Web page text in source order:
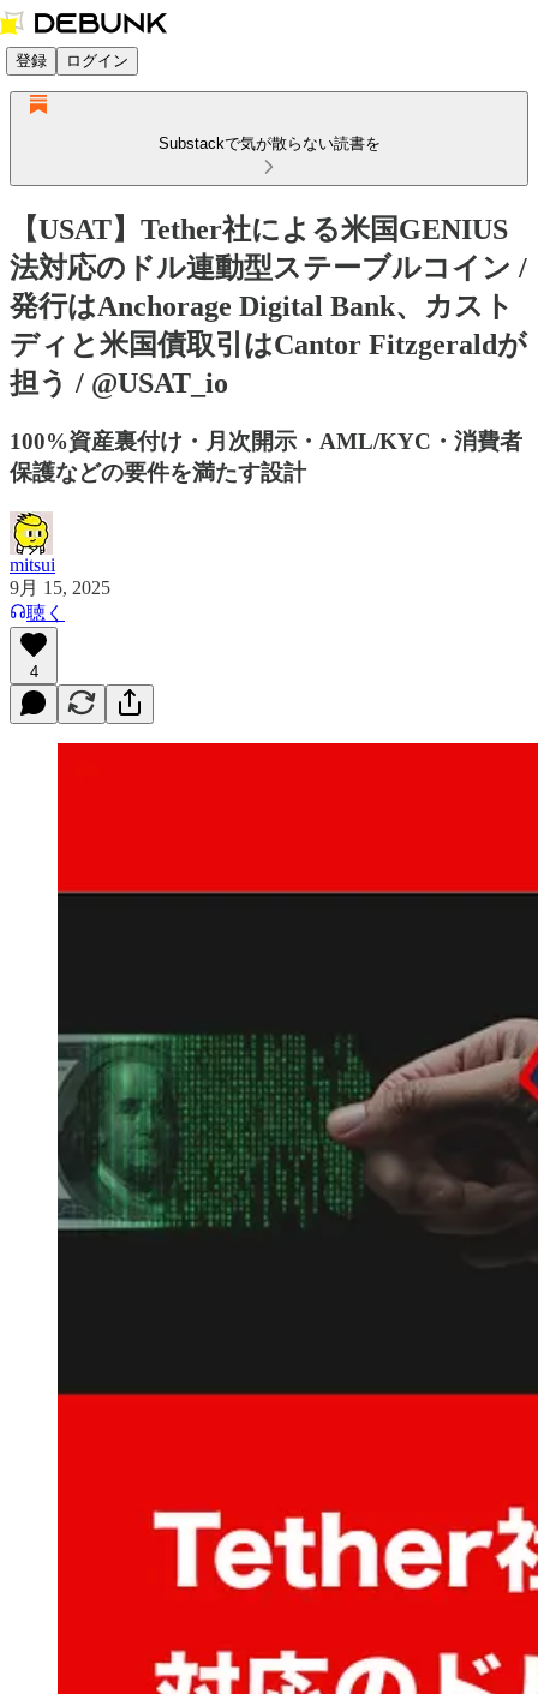
登録 ログイン
Substackで気が散らない読書を
【USAT】Tether社による米国GENIUS
法対応のドル連動型ステーブルコイン /
発行はAnchorage Digital Bank、カスト
ディと米国債取引はCantor Fitzgeraldが
担う / @USAT_io
100%資産裏付け・月次開示・AML/KYC・消費者
保護などの要件を満たす設計
mitsui
9月 15, 2025
聴く
4